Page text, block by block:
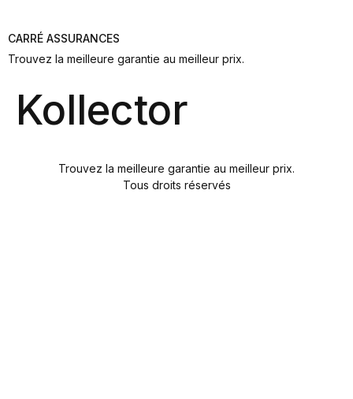
CARRÉ ASSURANCES
Trouvez la meilleure garantie au meilleur prix.
Kollector
Trouvez la meilleure garantie au meilleur prix.
Tous droits réservés